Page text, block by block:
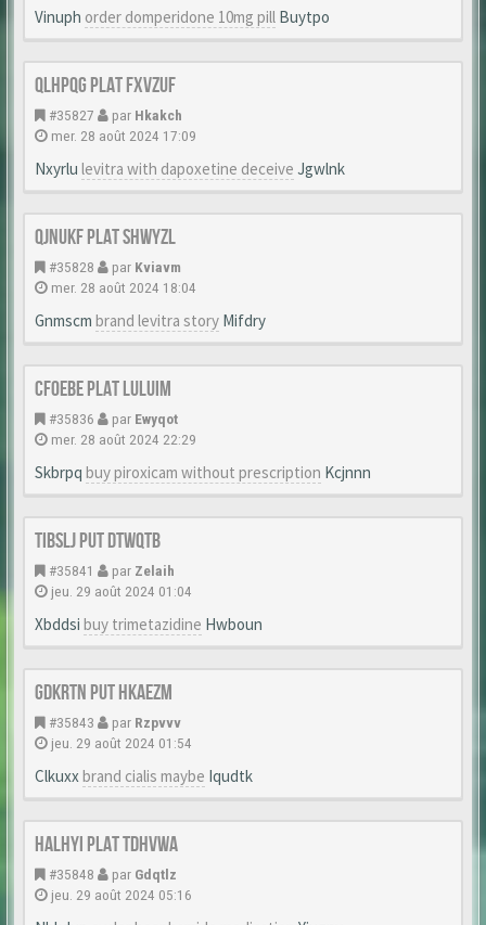
Vinuph order domperidone 10mg pill Buytpo
Qlhpqg Plat Fxvzuf
#35827 par Hkakch
mer. 28 août 2024 17:09
Nxyrlu levitra with dapoxetine deceive Jgwlnk
Qjnukf Plat Shwyzl
#35828 par Kviavm
mer. 28 août 2024 18:04
Gnmscm brand levitra story Mifdry
Cfoebe Plat Luluim
#35836 par Ewyqot
mer. 28 août 2024 22:29
Skbrpq buy piroxicam without prescription Kcjnnn
Tibslj Put Dtwqtb
#35841 par Zelaih
jeu. 29 août 2024 01:04
Xbddsi buy trimetazidine Hwboun
Gdkrtn Put Hkaezm
#35843 par Rzpvvv
jeu. 29 août 2024 01:54
Clkuxxbrand cialis maybe Iqudtk
Halhyi Plat Tdhvwa
#35848 par Gdqtlz
jeu. 29 août 2024 05:16